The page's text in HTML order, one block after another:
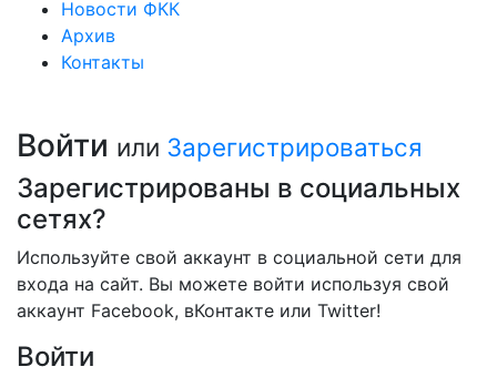
Новости ФКК
Архив
Контакты
Войти или Зарегистрироваться
Зарегистрированы в социальных
сетях?
Используйте свой аккаунт в социальной сети для
входа на сайт. Вы можете войти используя свой
аккаунт Facebook, вКонтакте или Twitter!
Войти